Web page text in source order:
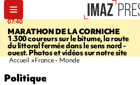
07:40
MARATHON DE LA CORNICHE
1.300 coureurs sur le bitume, la route
du littoral fermée dans le sens nord -
ouest. Photos et vidéos sur notre site
Accueil France - Monde
Politique